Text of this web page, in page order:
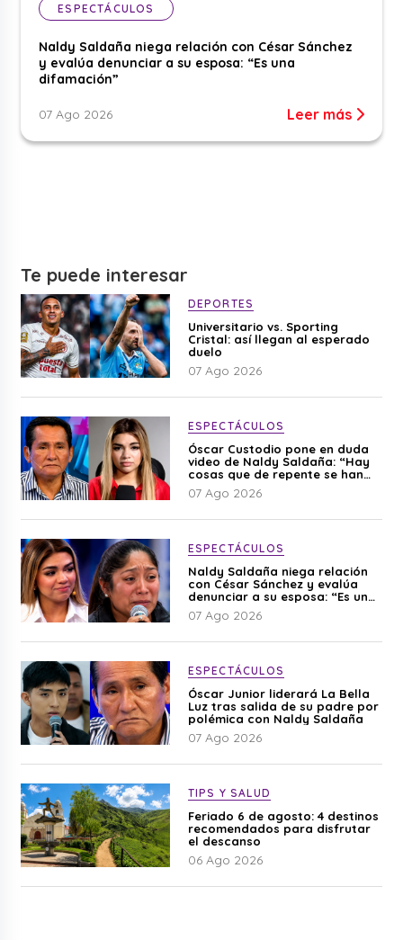
ESPECTÁCULOS
Naldy Saldaña niega relación con César Sánchez
y evalúa denunciar a su esposa: “Es una
difamación”
07 Ago 2026 Leer más
Te puede interesar
DEPORTES
Universitario vs. Sporting
Cristal: así llegan al esperado
duelo
07 Ago 2026
ESPECTÁCULOS
Óscar Custodio pone en duda
video de Naldy Saldaña: “Hay
cosas que de repente se han
editado”
07 Ago 2026
ESPECTÁCULOS
Naldy Saldaña niega relación
con César Sánchez y evalúa
denunciar a su esposa: “Es una
difamación”
07 Ago 2026
ESPECTÁCULOS
Óscar Junior liderará La Bella
Luz tras salida de su padre por
polémica con Naldy Saldaña
07 Ago 2026
TIPS Y SALUD
Feriado 6 de agosto: 4 destinos
recomendados para disfrutar
el descanso
06 Ago 2026